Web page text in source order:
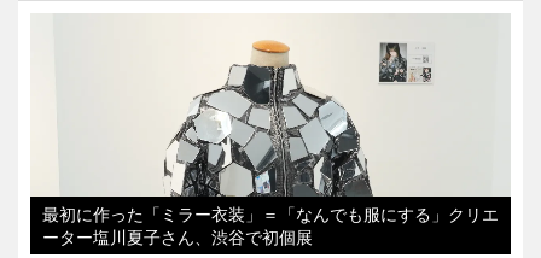
最初に作った「ミラー衣装」＝「なんでも服にする」クリエ
ーター塩川夏子さん、渋谷で初個展